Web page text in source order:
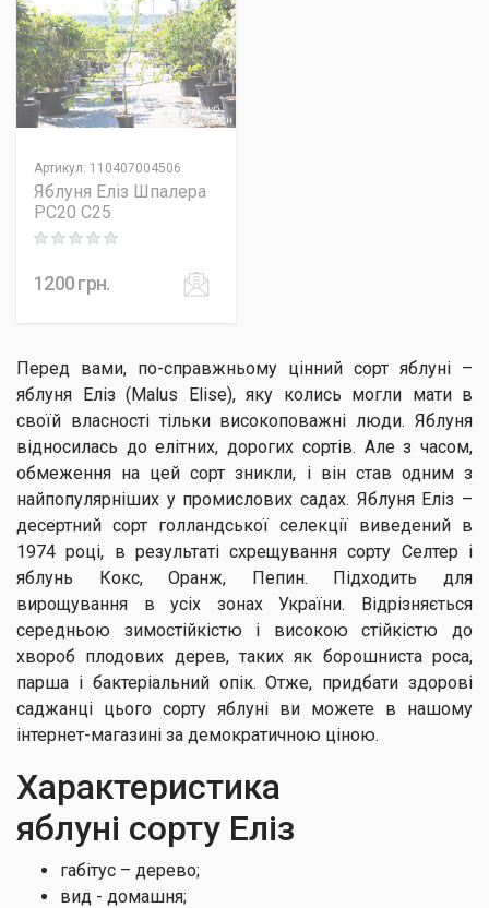
Артикул: 110407004506
Яблуня Еліз Шпалера
PC20 C25
Rating: 0 out of 5
1200грн.
Перед вами, по-справжньому цінний сорт яблуні –
яблуня Еліз (Malus Elise), яку колись могли мати в
своїй власності тільки високоповажні люди. Яблуня
відносилась до елітних, дорогих сортів. Але з часом,
обмеження на цей сорт зникли, і він став одним з
найпопулярніших у промислових садах. Яблуня Еліз –
десертний сорт голландської селекції виведений в
1974 році, в результаті схрещування сорту Селтер і
яблунь Кокс, Оранж, Пепин. Підходить для
вирощування в усіх зонах України. Відрізняється
середньою зимостійкістю і високою стійкістю до
хвороб плодових дерев, таких як борошниста роса,
парша і бактеріальний опік. Отже, придбати здорові
саджанці цього сорту яблуні ви можете в нашому
інтернет-магазині за демократичною ціною.
Характеристика
яблуні сорту Еліз
габітус – дерево;
вид - домашня;